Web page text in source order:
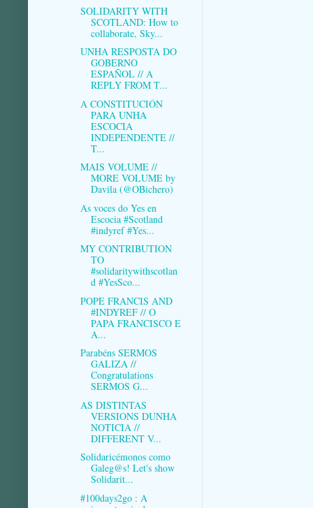
SOLIDARITY WITH
SCOTLAND: How to
collaborate, Sky...
UNHA RESPOSTA DO
GOBERNO
ESPAÑOL // A
REPLY FROM T...
A CONSTITUCIÓN
PARA UNHA
ESCOCIA
INDEPENDENTE //
T...
MAIS VOLUME //
MORE VOLUME by
Davila (@OBichero)
As voces do Yes en
Escocia #Scotland
#indyref #Yes...
MY CONTRIBUTION
TO
#solidaritywithscotlan
d #YesSco...
POPE FRANCIS AND
#INDYREF // O
PAPA FRANCISCO E
A...
Parabéns SERMOS
GALIZA //
Congratulations
SERMOS G...
AS DISTINTAS
VERSIONS DUNHA
NOTICIA //
DIFFERENT V...
Solidaricémonos como
Galeg@s! Let's show
Solidarit...
#100days2go : A